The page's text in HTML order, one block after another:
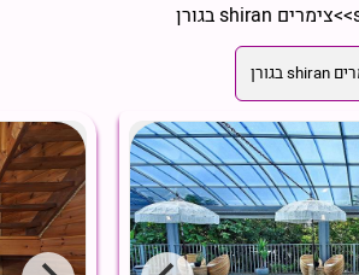
>>צימרים shiran בגורן